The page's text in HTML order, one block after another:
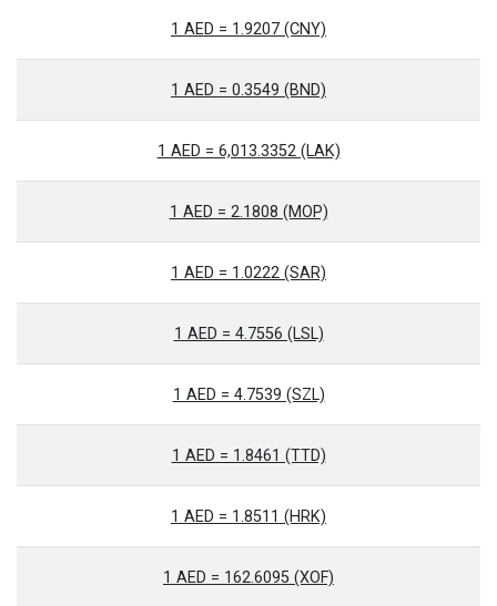
1 AED = 1.9207 (CNY)
1 AED = 0.3549 (BND)
1 AED = 6,013.3352 (LAK)
1 AED = 2.1808 (MOP)
1 AED = 1.0222 (SAR)
1 AED = 4.7556 (LSL)
1 AED = 4.7539 (SZL)
1 AED = 1.8461 (TTD)
1 AED = 1.8511 (HRK)
1 AED = 162.6095 (XOF)